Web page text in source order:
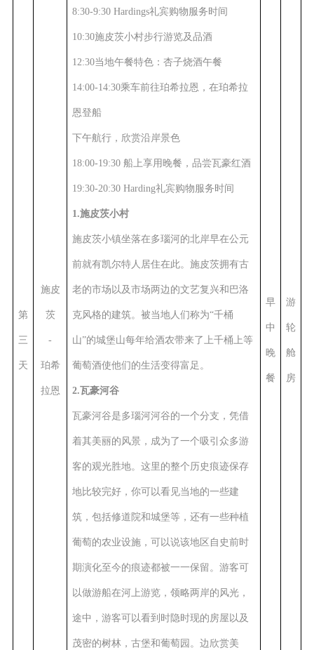
第
三
天
施皮
茨
-
珀希
拉恩
8:30-9:30 Hardings礼宾购物服务时间
10:30施皮茨小村步行游览及品酒
12:30当地午餐特色： 杏子烧酒午餐
14:00-14:30乘车前往珀希拉恩，在珀希拉
恩登船
下午航行，欣赏沿岸景色
18:00-19:30 船上享用晚餐， 品尝瓦豪红酒
19:30-20:30 Harding礼宾购物服务时间
1.施皮茨小村
施皮茨小镇坐落在多瑙河的北岸早在公元
前就有凯尔特人居住在此。施皮茨拥有古
老的市场以及市场两边的文艺复兴和巴洛
克风格的建筑。被当地人们称为“千桶
山”的城堡山每年给酒农带来了上千桶上等
葡萄酒使他们的生活变得富足。
2.瓦豪河谷
瓦豪河谷是多瑙河河谷的一个分支，凭借
着其美丽的风景，成为了一个吸引众多游
客的观光胜地。这里的整个历史痕迹保存
地比较完好，你可以看见当地的一些建
筑，包括修道院和城堡等，还有一些种植
葡萄的农业设施，可以说该地区自史前时
期演化至今的痕迹都被一一保留。游客可
以做游船在河上游览，领略两岸的风光，
途中，游客可以看到时隐时现的房屋以及
茂密的树林，古堡和葡萄园。边欣赏美
早
中
晚
餐
游
轮
舱
房